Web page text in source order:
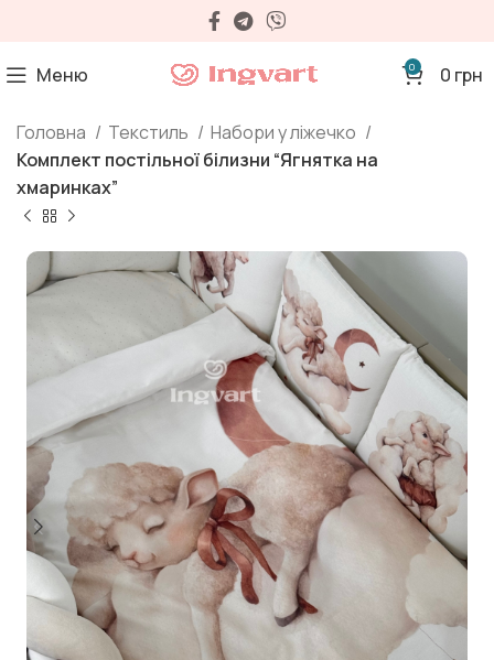
Меню 0 0 грн
Головна Текстиль
Набори у ліжечко
Комплект постільної білизни “Ягнятка на
хмаринках”